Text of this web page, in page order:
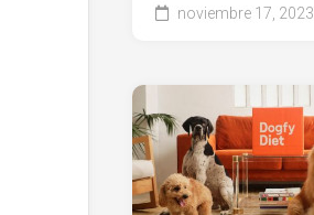
noviembre 17, 2023